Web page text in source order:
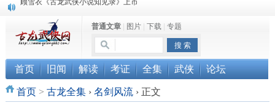
《古龙小说原貌探究》修订版已上市
顾雪衣《古龙武侠小说知见录》上市
普通文章| 图片| 下载| 专题
首页 旧闻 解读 考证 全集 武侠 论坛
首页> 古龙全集 › 名剑风流 ›正文